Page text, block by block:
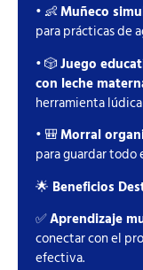
• 👶Muñeco
para prácticas de
• 🎲Juego
con leche
herramienta
• 🎒Morral
para guardar todo
🌟 Beneficios
✅Aprendizaje
conectar con el
efectiva.